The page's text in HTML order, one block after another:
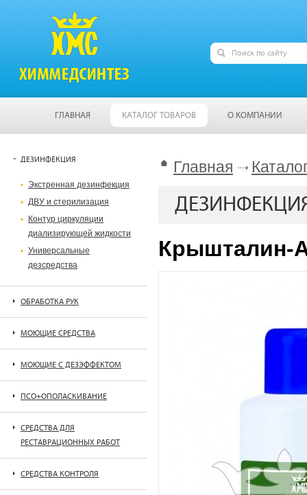
ГЛАВНАЯ КАТАЛОГ ТОВАРОВ О КОМПАНИИ
Главная
Крышталин-
ДЕЗИНФЕКЦИЯ
Экстренная дезинфекция
ДВУ и стерилизация
Контур циркуляции
диализирующей жидкости
Универсальные
дезсредства
ОБРАБОТКА РУК
МОЮЩИЕ СРЕДСТВА
МОЮЩИЕ С ДЕЗЭФФЕКТОМ
ПСО+ОПОЛАСКИВАНИЕ
СРЕДСТВА ДЛЯ
РЕСТАВРАЦИОННЫХ РАБОТ
СРЕДСТВА КОНТРОЛЯ